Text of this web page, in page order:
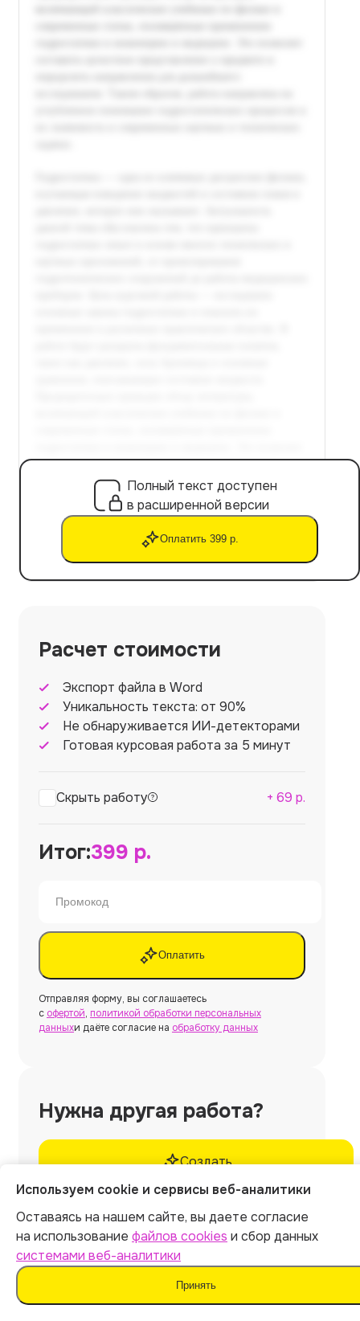
Полный текст доступен
в расширенной версии
Оплатить 399 р.
Расчет стоимости
Экспорт файла в Word
Уникальность текста: от 90%
Не обнаруживается ИИ-детекторами
Готовая курсовая работа за 5 минут
Скрыть работу + 69 р.
Итог:399 р.
Оплатить
Отправляя форму, вы соглашаетесь
с офертой, политикой обработки персональных
данныхи даёте согласие на обработку данных
Нужна другая работа?
Создать
Нужнакурсовая работа
без использования
ИИ и шаблонов?
Используем cookie и сервисы веб-аналитики
Оставаясь на нашем сайте, вы даете согласие
на использование файлов cookies и сбор данных
системами веб-аналитики
Принять